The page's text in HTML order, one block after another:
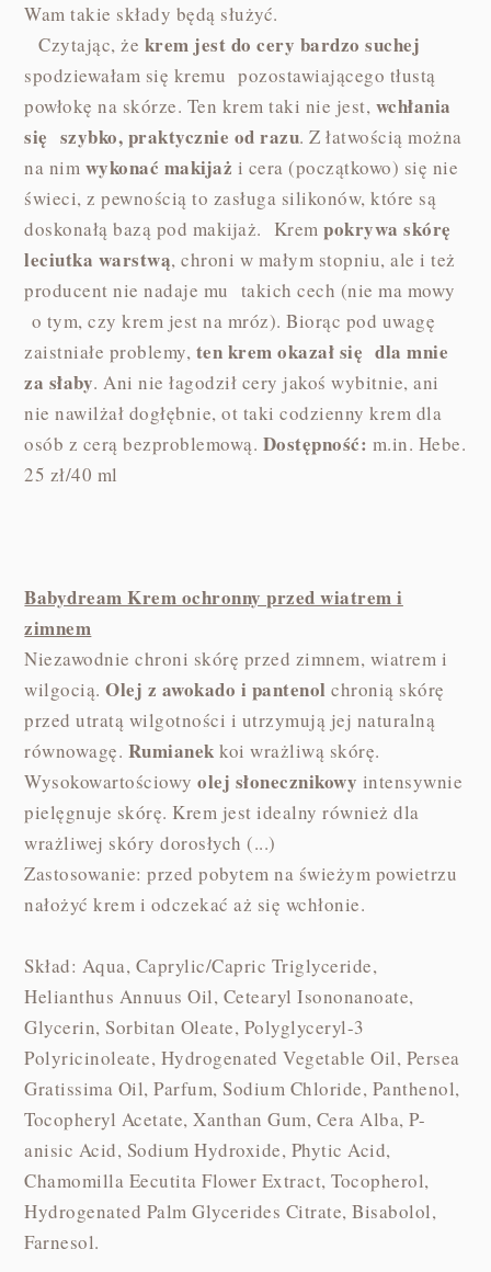
Wam takie składy będą służyć.
Czytając, że krem jest do cery bardzo suchej
spodziewałam się kremu pozostawiającego tłustą
powłokę na skórze. Ten krem taki nie jest, wchłania
się szybko, praktycznie od razu. Z łatwością można
na nim wykonać makijaż i cera (początkowo) się nie
świeci, z pewnością to zasługa silikonów, które są
doskonałą bazą pod makijaż. Krempokrywa skórę
leciutka warstwą, chroni w małym stopniu, ale i też
producent nie nadaje mu takich cech (nie ma mowy
o tym, czy krem jest na mróz). Biorąc pod uwagę
zaistniałe problemy, ten krem okazał się dla mnie
za słaby. Ani nie łagodził cery jakoś wybitnie, ani
nie nawilżał dogłębnie, ot taki codzienny krem dla
osób z cerą bezproblemową. Dostępność: m.in. Hebe.
25 zł/40 ml
Babydream Krem ochronny przed wiatrem i
zimnem
Niezawodnie chroni skórę przed zimnem, wiatrem i
wilgocią.Olej z awokado i pantenol chronią skórę
przed utratą wilgotności i utrzymują jej naturalną
równowagę. Rumianek koi wrażliwą skórę.
Wysokowartościowyolej słonecznikowy intensywnie
pielęgnuje skórę. Krem jest idealny również dla
wrażliwej skóry dorosłych (...)
Zastosowanie: przed pobytem na świeżym powietrzu
nałożyć krem i odczekać aż się wchłonie.
Skład: Aqua, Caprylic/Capric Triglyceride,
Helianthus Annuus Oil, Cetearyl Isononanoate,
Glycerin, Sorbitan Oleate, Polyglyceryl-3
Polyricinoleate, Hydrogenated Vegetable Oil, Persea
Gratissima Oil, Parfum, Sodium Chloride, Panthenol,
Tocopheryl Acetate, Xanthan Gum, Cera Alba, P-
anisic Acid, Sodium Hydroxide, Phytic Acid,
Chamomilla Eecutita Flower Extract, Tocopherol,
Hydrogenated Palm Glycerides Citrate, Bisabolol,
Farnesol.